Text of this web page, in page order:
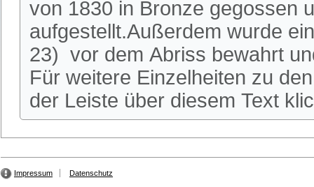
von 1830 in Bronze gegossen
aufgestellt.Außerdem wurde
23) vor dem Abriss bewahrt
Für weitere Einzelheiten zu
der Leiste über diesem Text
Impressum Datenschutz